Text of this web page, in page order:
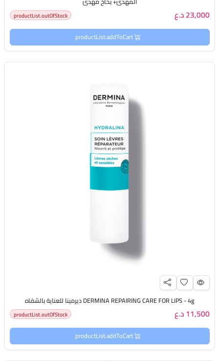
23,000 د.ع productList.outOfStock
productList.addToCart
DERMINA REPAIRING CARE FOR LIPS - 4g ديرمينا للعناية بالشفاه
11,500 د.ع productList.outOfStock
productList.addToCart